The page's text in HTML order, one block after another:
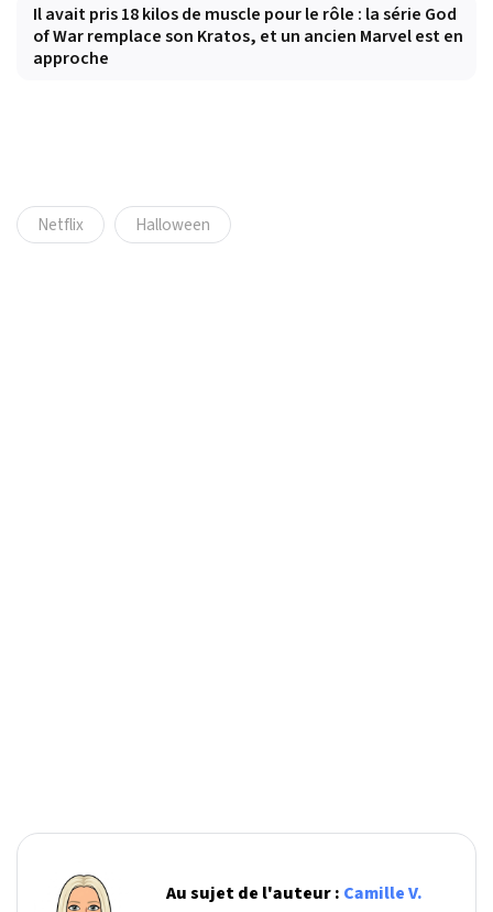
Il avait pris 18 kilos de muscle pour le rôle : la série God
of War remplace son Kratos, et un ancien Marvel est en
approche
Netflix Halloween
Au sujet de l'auteur : Camille V.